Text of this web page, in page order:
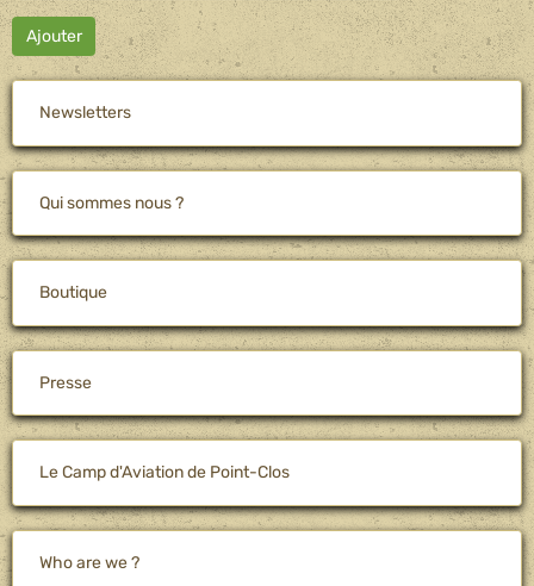
Ajouter
Newsletters
Qui sommes nous ?
Boutique
Presse
Le Camp d'Aviation de Point-Clos
Who are we ?